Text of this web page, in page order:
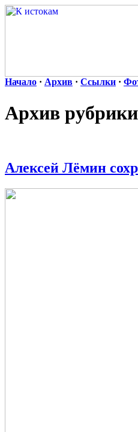
Начало · Архив · Ссылки ·
Архив
Алексей Лёмин